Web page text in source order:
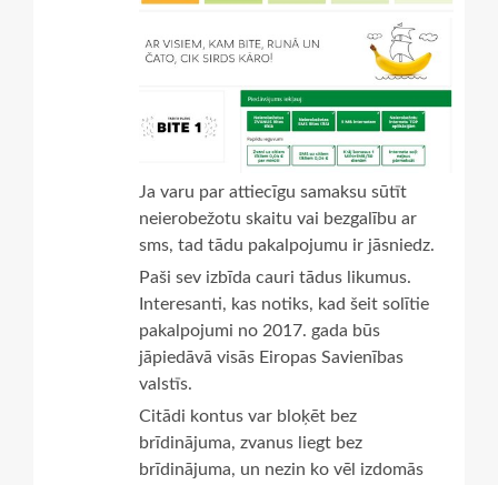
Ja varu par attiecīgu samaksu sūtīt
neierobežotu skaitu vai bezgalību ar
sms, tad tādu pakalpojumu ir jāsniedz.
Paši sev izbīda cauri tādus likumus.
Interesanti, kas notiks, kad šeit solītie
pakalpojumi no 2017. gada būs
jāpiedāvā visās Eiropas Savienības
valstīs.
Citādi kontus var bloķēt bez
brīdinājuma, zvanus liegt bez
brīdinājuma, un nezin ko vēl izdomās